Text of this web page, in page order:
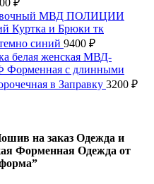
МВД ПОЛИЦИИ
Куртка и Брюки тк
синий 9400 ₽
белая женская МВД-
с длинными
в Заправку 3200 ₽
на заказ Одежда и
Форменная Одежда от